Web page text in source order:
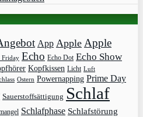
App Apple Apple
Friday Echo Echo Dot Echo Show
Kopfkissen Licht Luft
Ostern Powernapping Prime Day
Sauerstoffsättigung Schlaf
Schlafphase Schlafstörung